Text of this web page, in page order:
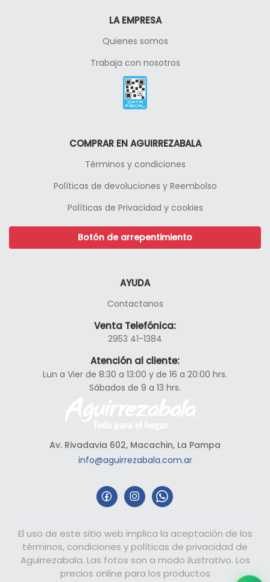
LA EMPRESA
Quienes somos
Trabaja con nosotros
COMPRAR EN AGUIRREZABALA
Términos y condiciones
Políticas de devoluciones y Reembolso
Políticas de Privacidad y cookies
Botón de arrepentimiento
AYUDA
Contactanos
Venta Telefónica:
2953 41-1384
Atención al cliente:
Lun a Vier de 8:30 a 13:00 y de 16 a 20:00 hrs.
Sábados de 9 a 13 hrs.
Av. Rivadavia 602, Macachin, La Pampa
info@aguirrezabala.com.ar
El uso de este sitio web implica la aceptación de los
términos, condiciones y políticas de privacidad de
Aguirrezabala. Las fotos son a modo ilustrativo. Los
precios online para los productos